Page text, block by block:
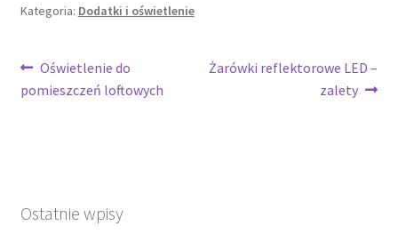
Kategoria: Dodatki i oświetlenie
Nawigacja
wpisu
Poprzedni
wpis:
Oświetlenie do
pomieszczeń loftowych
Następny
Żarówki reflektorowe LED –
zalety
Ostatnie wpisy